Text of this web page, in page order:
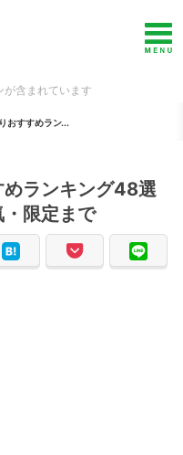
含まれています
おすすめラン...
ランキング48選
・限定まで